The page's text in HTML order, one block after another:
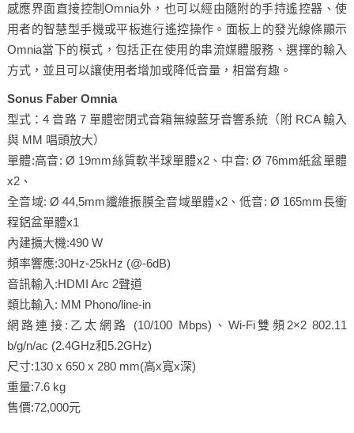
感應界面直接控制Omnia外，也可以經由隨附的手持遙控器、使
用者的智慧型手機或平板進行遙控操作。面板上的發光線條顯示
Omnia當下的模式，包括正在使用的串流媒體服務、選擇的輸入
方式，並且可以讓使用者增加或降低音量，相當有趣。
Sonus Faber Omnia
型式：4 音路 7 單體密閉式音箱無線藍牙音響系統（附 RCA 輸入
與 MM 唱頭放大）
單體:高音: Ø 19mm絲質軟半球單體x2、中音: Ø 76mm紙盆單體
x2、
全音域: Ø 44,5mm纖維振膜全音域單體x2、低音: Ø 165mm長衝
程鋁盆單體x1
內建擴大機:490 W
頻率響應:30Hz-25kHz (@-6dB)
音訊輸入:HDMI Arc 2聲道
類比輸入: MM Phono/line-in
網路連接:乙太網路 (10/100 Mbps)、Wi-Fi雙頻2×2 802.11
b/g/n/ac (2.4GHz和5.2GHz)
尺寸:130 x 650 x 280 mm(高x寬x深)
重量:7.6 kg
售價:72,000元